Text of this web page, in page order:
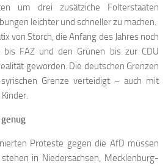
um drei zusätziche Folterstaaten
leichter und schneller zu machen.
von Storch, die Anfang des Jahres noch
FAZ und den Grünen bis zur CDU
geworden. Die deutschen Grenzen
Grenze verteidigt – auch mit
Proteste gegen die AfD müssen
in Niedersachsen, Mecklenburg-